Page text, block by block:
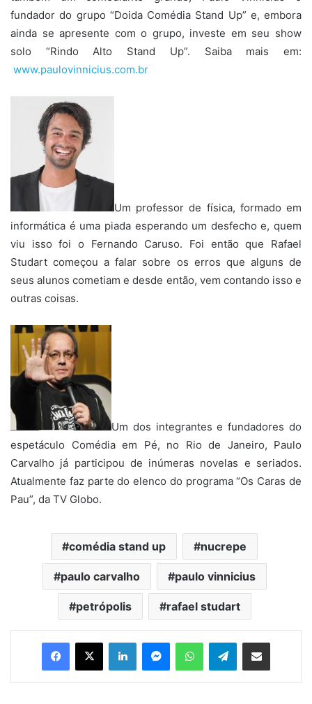
fundador do grupo “Doida Comédia Stand Up” e, embora
ainda se apresente com o grupo, investe em seu show
solo “Rindo Alto Stand Up”. Saiba mais em:
www.paulovinnicius.com.br
Um professor de física, formado em
informática é uma piada esperando um desfecho e, quem
viu isso foi o Fernando Caruso. Foi então que Rafael
Studart começou a falar sobre os erros que alguns de
seus alunos cometiam e desde então, vem contando isso e
outras coisas.
Um dos integrantes e fundadores do
espetáculo Comédia em Pé, no Rio de Janeiro, Paulo
Carvalho já participou de inúmeras novelas e seriados.
Atualmente faz parte do elenco do programa “Os Caras de
Pau”, da TV Globo.
comédia stand up nucrepe
paulo carvalho paulo vinnicius
petrópolis rafael studart
Telegram